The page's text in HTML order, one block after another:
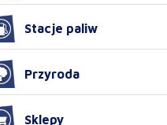
Stacje paliw
Przyroda
Sklepy